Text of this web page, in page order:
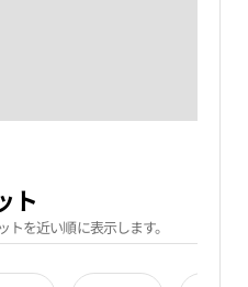
ト
を近い順に表示します。